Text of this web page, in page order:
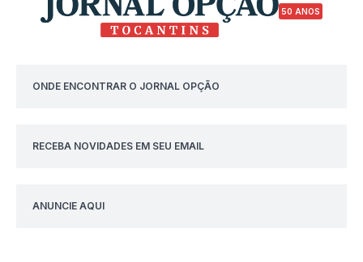
50 ANOS
ONDE ENCONTRAR O JORNAL OPÇÃO
RECEBA NOVIDADES EM SEU EMAIL
ANUNCIE AQUI